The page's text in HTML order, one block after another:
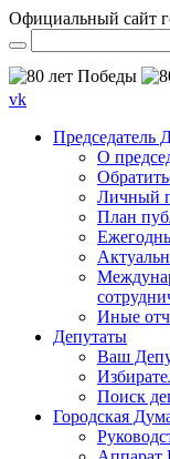
Официальный сайт
vk
Председатель
О
Личный
План
Иные
Депутаты
Ваш
Поиск
Городская